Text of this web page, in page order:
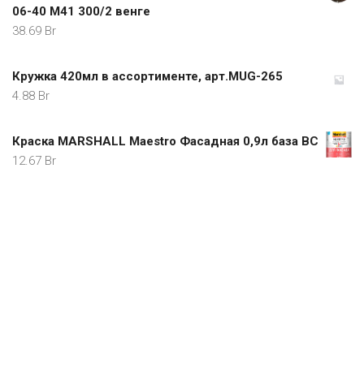
06-40 М41 300/2 венге
38.69 Br
Кружка 420мл в ассортименте, арт.MUG-265
4.88 Br
Краска MARSHALL Maestro Фасадная 0,9л база BC
12.67 Br